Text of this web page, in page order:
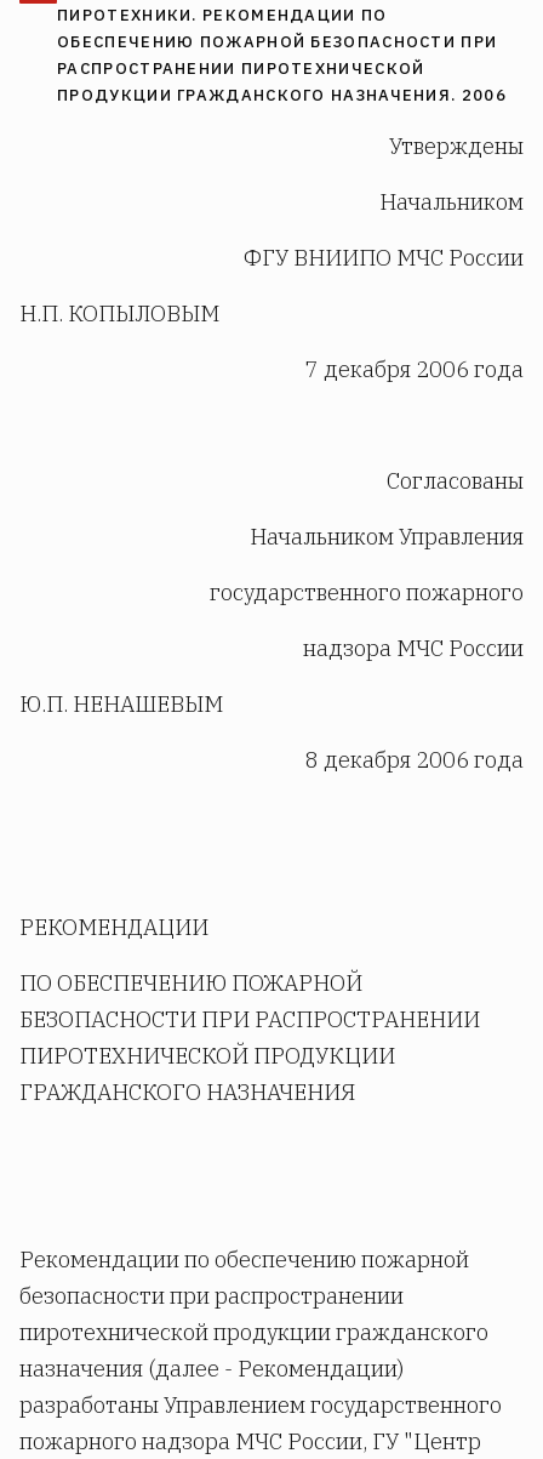
ПИРОТЕХНИКИ. РЕКОМЕНДАЦИИ ПО
ОБЕСПЕЧЕНИЮ ПОЖАРНОЙ БЕЗОПАСНОСТИ ПРИ
РАСПРОСТРАНЕНИИ ПИРОТЕХНИЧЕСКОЙ
ПРОДУКЦИИ ГРАЖДАНСКОГО НАЗНАЧЕНИЯ. 2006
Утверждены
Начальником
ФГУ ВНИИПО МЧС России
Н.П. КОПЫЛОВЫМ
7 декабря 2006 года
Согласованы
Начальником Управления
государственного пожарного
надзора МЧС России
Ю.П. НЕНАШЕВЫМ
8 декабря 2006 года
РЕКОМЕНДАЦИИ
ПО ОБЕСПЕЧЕНИЮ ПОЖАРНОЙ
БЕЗОПАСНОСТИ ПРИ РАСПРОСТРАНЕНИИ
ПИРОТЕХНИЧЕСКОЙ ПРОДУКЦИИ
ГРАЖДАНСКОГО НАЗНАЧЕНИЯ
Рекомендации по обеспечению пожарной
безопасности при распространении
пиротехнической продукции гражданского
назначения (далее - Рекомендации)
разработаны Управлением государственного
пожарного надзора МЧС России, ГУ "Центр